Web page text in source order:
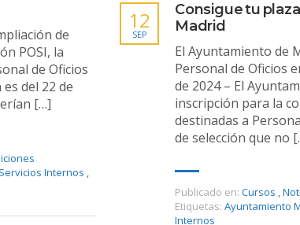
de
POSI, la
de Oficios
del 22 de
[…]
Internos ,
Consigue tu
Madrid
12
SEP
El Ayuntamiento de
Personal de Oficios
de 2024 – El
inscripción para la
destinadas a
de selección que no
Publicado en: Cursos ,
Etiquetas: Ayuntamiento
Internos